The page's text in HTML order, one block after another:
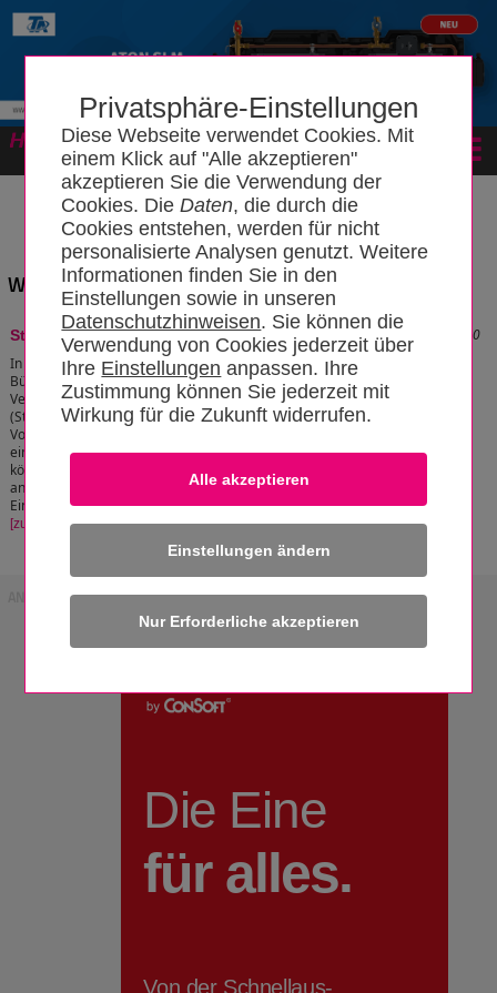
Privatsphäre-Einstellungen
Diese Webseite verwendet Cookies. Mit
einem Klick auf "Alle akzeptieren"
akzeptieren Sie die Verwendung der
Cookies. DieDaten, die durch die
Cookies entstehen, werden für nicht
personalisierte Analysen genutzt. Weitere
Informationen finden Sie in den
Einstellungen sowie in unseren
Datenschutzhinweisen. Sie können die
Verwendung von Cookies jederzeit über
Ihre Einstellungen anpassen. Ihre
Zustimmung können Sie jederzeit mit
Wirkung für die Zukunft widerrufen.
Einstellungen ändern
Wissensbereich: "Heizungseitung"
Stand: 04.12.2023 09:33:00
Strangregulierventil
In Heizungsanlagen in großen Wohn- oder
Bürogebäuden werden in die von den
Verteilleitungen abgehenden Leitungen
(Stränge) Strangventile (Absperrventil mit
Voreinstellmöglichkeit und FE-Hähne)
eingebaut. Mit den Strangregulierventilen
können die Volumenströme der Teilanlagen
angepasst werden, was eine einfachere
Einstellung der Thermostatventile ermöglicht.
[zum Artikel]